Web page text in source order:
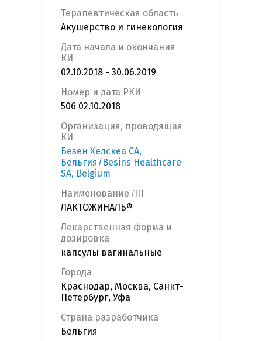
Терапевтическая область
Акушерство и гинекология
Дата начала и окончания
КИ
02.10.2018 - 30.06.2019
Номер и дата РКИ
506 02.10.2018
Организация, проводящая
КИ
Безен Хелскеа СА,
Бельгия/Besins Healthcare
SA, Belgium
Наименование ЛП
ЛАКТОЖИНАЛЬ®
Лекарственная форма и
дозировка
капсулы вагинальные
Города
Краснодар, Москва, Санкт-
Петербург, Уфа
Страна разработчика
Бельгия